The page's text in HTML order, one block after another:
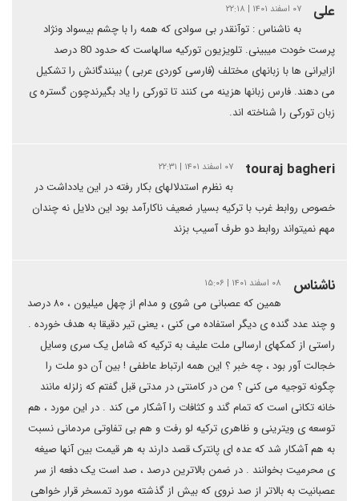
علی ۰۷ اسفند ۱۴۰۱ | ۲۲:۱۸
به ناشناس : توآنقدر بی سوادی که همه را با چشم بیسواد ونژاد
پرست خودت میبینی. تلویزیون تورکیه سالهاست که حدود 80 درصد
ازایرانی ها با زبانهای مختلف (فارسی کوردی عربی ) بینندگانش را تشکیل
می دهند. فارس زبانها هزینه می کنند تا تورکی را یاد بگیرندچون گستره ی
زبان تورکی را شناخته اند.
touraj bagheri ۰۷ اسفند ۱۴۰۱ | ۲۲:۳۱
به نظرم استدلالهای بکار رفته در این یادداشت در
خصوص روابط غرب با ترکیه بسیار ضعیف ناکارآمد بود این دلایل نه چندان
مهم نمیتواند روابط دو طرف آسیب بزند
ناشناس ۰۸ اسفند ۱۴۰۱ | ۱۵:۰۶
همین که عصبانی می شوی و مدام از چهل میلیون ، ۸۰ درصد
و چند عدد گنده ی دیگر استفاده می کنی ، یعنی تیر دقیقا به هدف خورده .
راستی از کمکهای ارسالی ملت علیف به ترکیه که شامل یک سری وسایل
خجالت آور بود ، چه خبر ؟ این همه ارتباط عاطفی ! بین آن دو ملت را
چگونه توجیه می کنی ؟ من در کامنتی در مدتی قبل گفتم که زلزله مانند
خانه تکانی است که تمام گند و کثافات را آشکار می کند . در این مورد ، هم
توسعه ی ویترینی و ظاهری ترکیه لو رفت و هم بی تفاوتی مردمانی نسبت
به هم آشکار شد که عده ای پانترک قصد دارند به هر قیمت بین آنها صیغه
ی محرمیت بخوانند . در ضمن بالاترین درصد ، صد است یک دفعه از سر
عصبانیت به بالاتر از صد نروی که بیش از گذشته مورد تمسخر قرار خواهی